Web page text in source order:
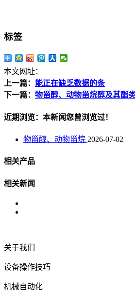
标签
本文网址：
上一篇： 能正在缺乏数据的条
下一篇： 物甾醇、动物甾烷醇及其酯
近期浏览：本新闻您曾浏览过！
物甾醇、动物甾烷 2026-07-02
相关产品
相关新闻
关于我们
设备操作技巧
机械自动化